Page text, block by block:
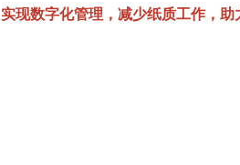
实现数字化管理，减少纸质工作，助